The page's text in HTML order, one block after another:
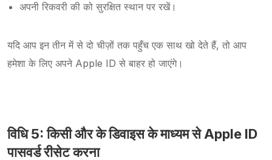
अपनी रिकवरी की को सुरक्षित स्थान पर रखें।
यदि आप इन तीन में से दो चीज़ों तक पहुँच एक साथ खो देते हैं, तो आप
हमेशा के लिए अपने Apple ID से बाहर हो जाएंगे।
विधि 5: किसी और के डिवाइस के माध्यम से Apple ID
पासवर्ड रीसेट करना